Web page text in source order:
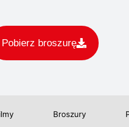
Pobierz broszurę
Broszury